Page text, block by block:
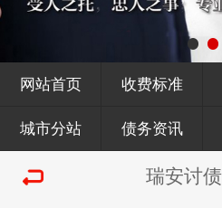
网站首页 收费标准
城市分站 债务资讯
瑞安讨